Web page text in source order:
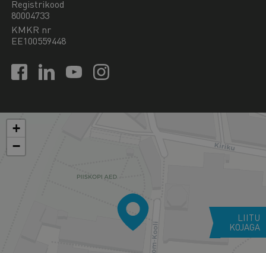
Registrikood
80004733
KMKR nr
EE100559448
+
−
LIITU
KOJAGA